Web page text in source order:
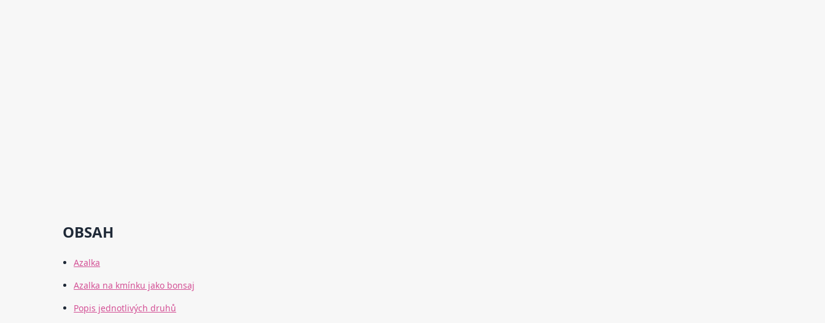
OBSAH
Azalka
Azalka na kmínku jako bonsaj
Popis jednotlivých druhů